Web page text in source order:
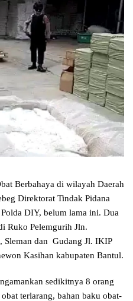
Berbahaya di wilayah Daerah
Direktorat Tindak Pidana
DIY, belum lama ini. Dua
Ruko Pelemgurih Jln.
Sleman dan Gudang Jl. IKIP
Kasihan kabupaten Bantul.
sedikitnya 8 orang
terlarang, bahan baku obat-